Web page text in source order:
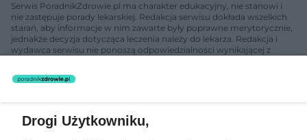
Serwis PoradnikZdrowie.pl ma charakter edukacyjny, nie stanowi i
nie zastępuje porady lekarskiej. Redakcja serwisu dokłada wszelkich
starań, aby informacje w nim zawarte były poprawne merytorycznie,
jednakże decyzja dotycząca leczenia należy do lekarza. Redakcja i
wydawca serwisu nie ponoszą odpowiedzialności wynikającej z
świadczeń zdrowotnych w rozumieniu art. 3 ust 1 ustawy o
Drogi Użytkowniku,